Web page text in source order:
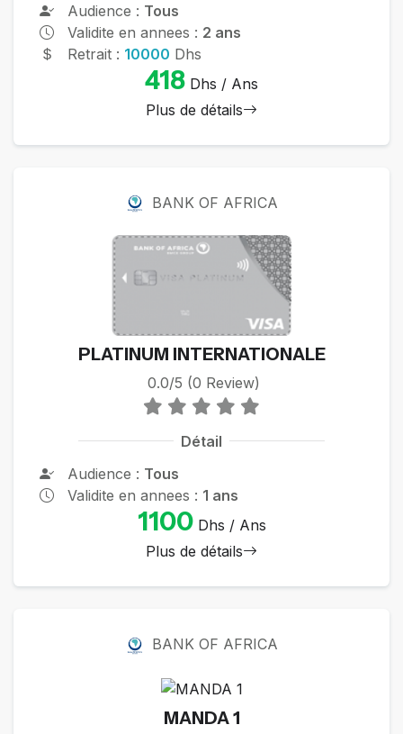
Audience : Tous
Validite en annees : 2 ans
Retrait : 10000 Dhs
418 Dhs / Ans
Plus de détails
BANK OF AFRICA
PLATINUM INTERNATIONALE
0.0/5 (0 Review)
Détail
Audience : Tous
Validite en annees : 1 ans
1100Dhs / Ans
Plus de détails
BANK OF AFRICA
MANDA 1